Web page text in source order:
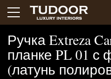
Ручка Extreza
планке PL 01 с
(латунь